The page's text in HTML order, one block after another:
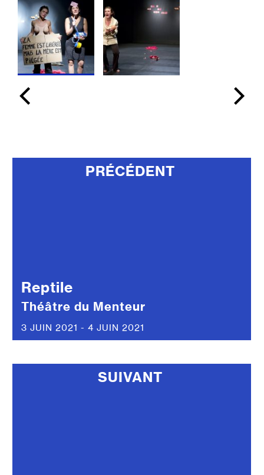
PRÉCÉDENT
Reptile
Théâtre du Menteur
3 JUIN 2021 - 4 JUIN 2021
SUIVANT